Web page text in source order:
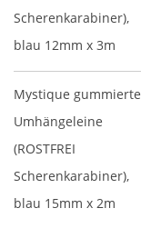
Scherenkarabiner),
blau 12mm x 3m
Mystique gummierte
Umhängeleine
(ROSTFREI
Scherenkarabiner),
blau 15mm x 2m